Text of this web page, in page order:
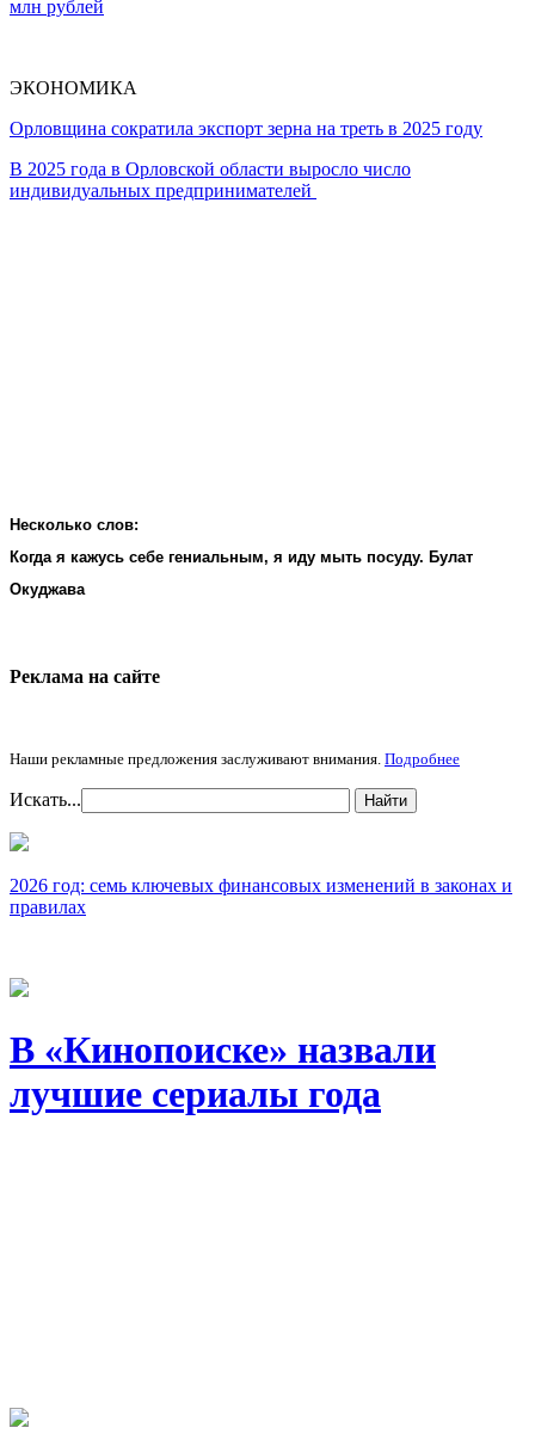
млн рублей
ЭКОНОМИКА
Орловщина сократила экспорт зерна на треть в 2025 году
В 2025 года в Орловской области выросло число
индивидуальных предпринимателей
Несколько слов:
Когда я кажусь себе гениальным, я иду мыть посуду. Булат
Окуджава
Реклама на cайте
Наши рекламные предложения заслуживают внимания. Подробнее
Искать... Найти
2026 год: семь ключевых финансовых изменений в законах и
правилах
В «Кинопоиске» назвали
лучшие сериалы года